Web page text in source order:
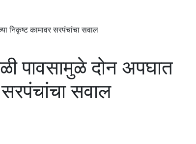
निकृष्ट कामावर सरपंचांचा सवाल
पावसामुळे दोन अपघात
सरपंचांचा सवाल